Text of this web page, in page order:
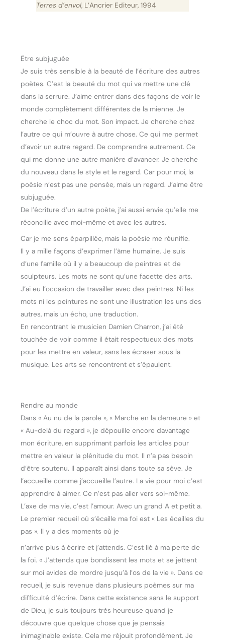
Terres d’envol, L’Ancrier Editeur, 1994
Être subjuguée
Je suis très sensible à la beauté de l’écriture des autres
poètes. C’est la beauté du mot qui va mettre une clé
dans la serrure. J’aime entrer dans des façons de voir le
monde complètement différentes de la mienne. Je
cherche le choc du mot. Son impact. Je cherche chez
l’autre ce qui m’ouvre à autre chose. Ce qui me permet
d’avoir un autre regard. De comprendre autrement. Ce
qui me donne une autre manière d’avancer. Je cherche
du nouveau dans le style et le regard. Car pour moi, la
poésie n’est pas une pensée, mais un regard. J’aime être
subjuguée.
De l’écriture d’un autre poète, j’ai aussi envie qu’elle me
réconcilie avec moi-même et avec les autres.
Car je me sens éparpillée, mais la poésie me réunifie.
Il y a mille façons d’exprimer l’âme humaine. Je suis
d’une famille où il y a beaucoup de peintres et de
sculpteurs. Les mots ne sont qu’une facette des arts.
J’ai eu l’occasion de travailler avec des peintres. Ni les
mots ni les peintures ne sont une illustration les uns des
autres, mais un écho, une traduction.
En rencontrant le musicien Damien Charron, j’ai été
touchée de voir comme il était respectueux des mots
pour les mettre en valeur, sans les écraser sous la
musique. Les arts se rencontrent et s’épaulent.
Rendre au monde
Dans « Au nu de la parole », « Marche en la demeure » et
« Au-delà du regard », je dépouille encore davantage
mon écriture, en supprimant parfois les articles pour
mettre en valeur la plénitude du mot. Il n’a pas besoin
d’être soutenu. Il apparaît ainsi dans toute sa sève. Je
l’accueille comme j’accueille l’autre. La vie pour moi c’est
apprendre à aimer. Ce n’est pas aller vers soi-même.
L’axe de ma vie, c’est l’amour. Avec un grand A et petit a.
Le premier recueil où s’écaille ma foi est « Les écailles du
pas ». Il y a des moments où je
n’arrive plus à écrire et j’attends. C’est lié à ma perte de
la foi. « J’attends que bondissent les mots et se jettent
sur moi avides de mordre jusqu’à l’os de la vie ». Dans ce
recueil, je suis revenue dans plusieurs poèmes sur ma
difficulté d’écrire. Dans cette existence sans le support
de Dieu, je suis toujours très heureuse quand je
découvre que quelque chose que je pensais
inimaginable existe. Cela me réjouit profondément. Je